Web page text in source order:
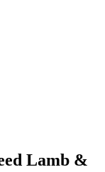
Lamb &